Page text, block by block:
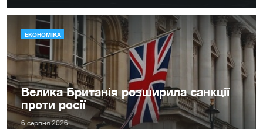
ЕКОНОМІКА
Велика Британія розширила санкції
проти росії
6 серпня 2026